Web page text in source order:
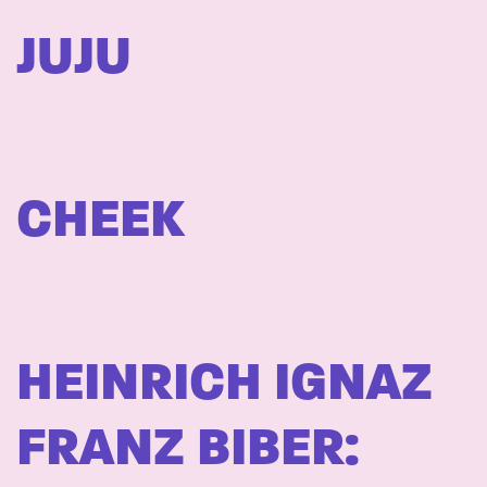
JUJU
CHEEK
HEINRICH IGNAZ
FRANZ BIBER: